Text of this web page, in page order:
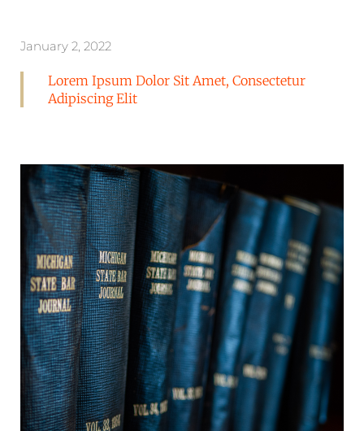
January 2, 2022
Lorem Ipsum Dolor Sit Amet, Consectetur
Adipiscing Elit